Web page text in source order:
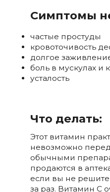
Симптомы
частые простуды
кровоточивость
долгое
боль в мускулах и
усталость
Что делать:
Этот витамин
невозможно
обычными
продаются в
если вы не
за раз. Витамин С